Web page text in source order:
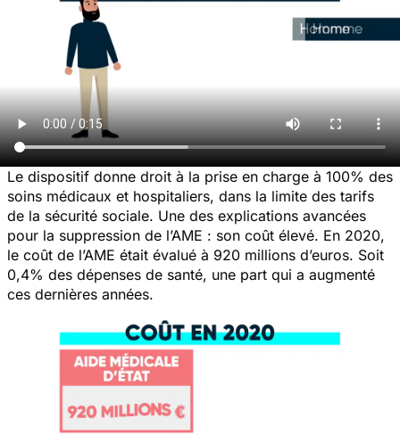
Le dispositif donne droit à la prise en charge à 100% des
soins médicaux et hospitaliers, dans la limite des tarifs
de la sécurité sociale. Une des explications avancées
pour la suppression de l’AME : son coût élevé. En 2020,
le coût de l’AME était évalué à 920 millions d’euros. Soit
0,4% des dépenses de santé, une part qui a augmenté
ces dernières années.